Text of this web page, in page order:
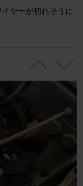
ヤーが切れそうに